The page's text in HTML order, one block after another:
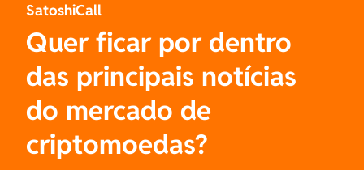
SatoshiCall
Quer ficar por dentro
das principais notícias
do mercado de
criptomoedas?